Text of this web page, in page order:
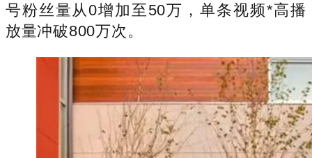
号粉丝量从0增加至50万，单条视频*高播
放量冲破800万次。